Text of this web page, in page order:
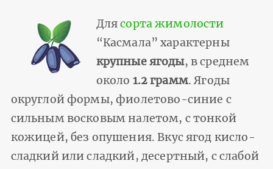
Длясорта жимолости
“Касмала” характерны
крупные ягоды, в среднем
около 1.2 грамм. Ягоды
округлой формы, фиолетово-синие с
сильным восковым налетом, с тонкой
кожицей, без опушения. Вкус ягод кисло-
сладкий или сладкий, десертный, с слабой